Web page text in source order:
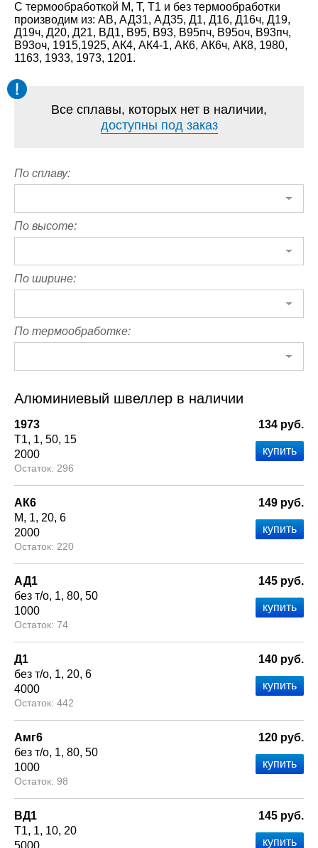
С термообработкой М, Т, Т1 и без термообработки
производим из: АВ, АД31, АД35, Д1, Д16, Д16ч, Д19,
Д19ч, Д20, Д21, ВД1, В95, В93, В95пч, В95оч, В93пч,
В93оч, 1915,1925, АК4, АК4-1, АК6, АК6ч, АК8, 1980,
1163, 1933, 1973, 1201.
Все сплавы, которых нет в наличии,
доступны под заказ
По сплаву:
По высоте:
По ширине:
По термообработке:
Алюминиевый швеллер в наличии
1973
Т1 1 50 15
2000
296
134 руб.
АК6
М
1 20 6
2000
220
149 руб.
АД1
без т/о 1 80 50
1000
74
145 руб.
Д1
без т/о 1 20 6
4000
442
140 руб.
Амг6
без т/о 1 80 50
1000
98
120 руб.
ВД1
Т1 1 10 20
5000
145 руб.